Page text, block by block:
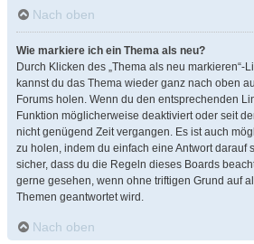
Nach oben
Wie markiere ich ein Thema als neu?
Durch Klicken des „Thema als neu markieren“-
kannst du das Thema wieder ganz nach oben
Forums holen. Wenn du den entsprechenden
Funktion möglicherweise deaktiviert oder seit
nicht genügend Zeit vergangen. Es ist auch
zu holen, indem du einfach eine Antwort darauf
sicher, dass du die Regeln dieses Boards
gerne gesehen, wenn ohne triftigen Grund auf
Themen geantwortet wird.
Nach oben